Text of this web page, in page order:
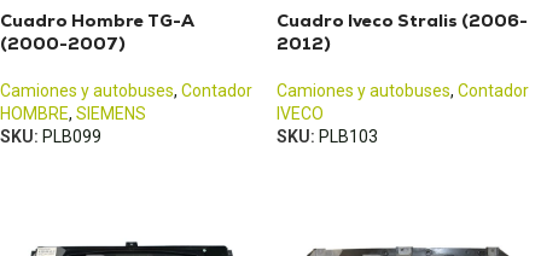
Cuadro Hombre TG-A
(2000-2007)
Camiones y autobuses, Contador
HOMBRE, SIEMENS
SKU: PLB099
Cuadro Iveco Stralis (2006-
2012)
Camiones y autobuses, Contador
IVECO
SKU: PLB103